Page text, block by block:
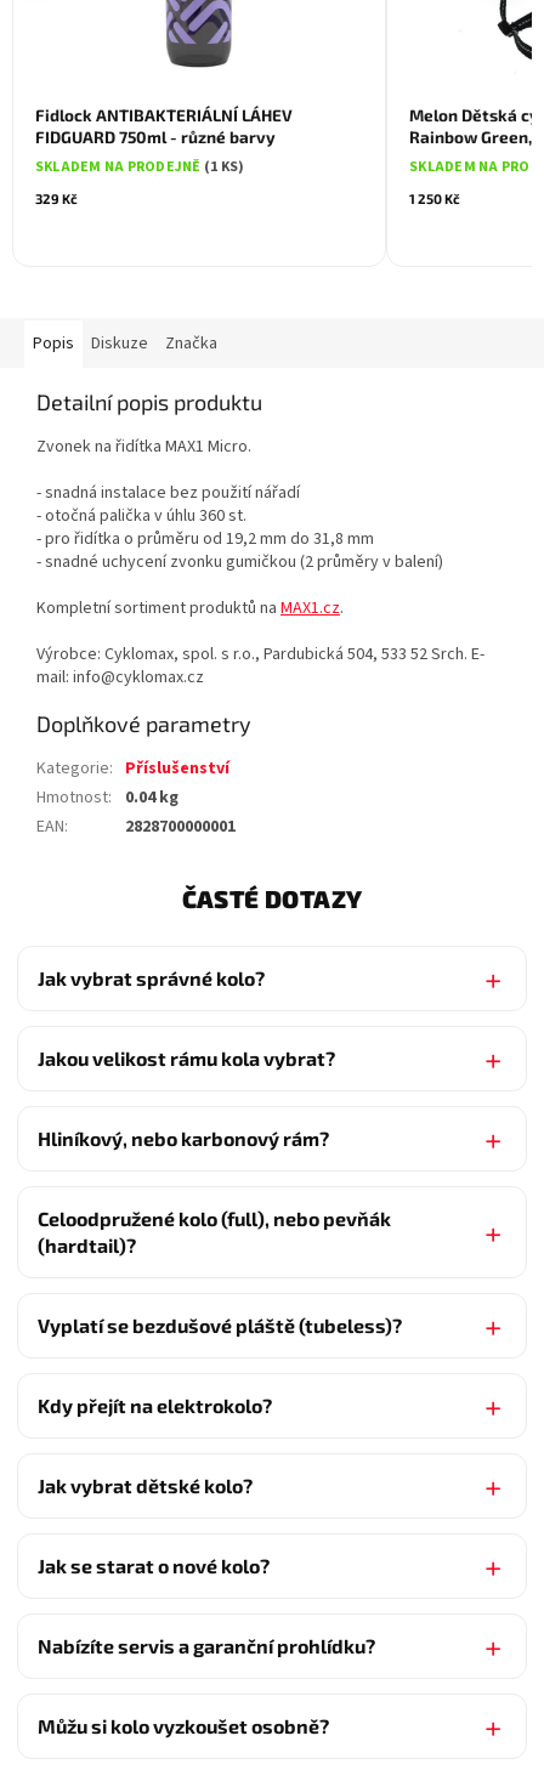
Fidlock ANTIBAKTERIÁLNÍ LÁHEV
FIDGUARD 750ml - různé barvy
SKLADEM NA PRODEJNĚ (1 KS)
329 Kč
Melon Dětská
Rainbow Green,
SKLADEM NA
1 250 Kč
Popis Diskuze Značka
Detailní popis produktu
Zvonek na řidítka MAX1 Micro.
- snadná instalace bez použití nářadí
- otočná palička v úhlu 360 st.
- pro řidítka o průměru od 19,2 mm do 31,8 mm
- snadné uchycení zvonku gumičkou (2 průměry v balení)
Kompletní sortiment produktů na MAX1.cz.
Výrobce: Cyklomax, spol. s r.o., Pardubická 504, 533 52 Srch. E-
mail: info@cyklomax.cz
Doplňkové parametry
Kategorie: Příslušenství
Hmotnost:
0.04 kg
EAN: 2828700000001
ČASTÉ DOTAZY
Jak vybrat správné kolo?
Jakou velikost rámu kola vybrat?
Hliníkový, nebo karbonový rám?
Celoodpružené kolo (full), nebo pevňák
(hardtail)?
Vyplatí se bezdušové pláště (tubeless)?
Kdy přejít na elektrokolo?
Jak vybrat dětské kolo?
Jak se starat o nové kolo?
Nabízíte servis a garanční prohlídku?
Můžu si kolo vyzkoušet osobně?